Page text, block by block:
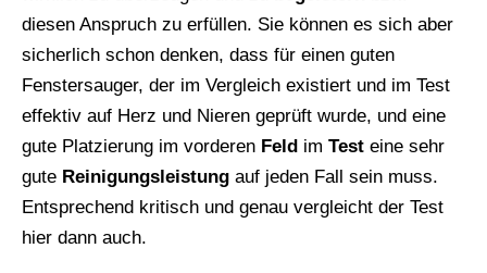
diesen Anspruch zu erfüllen. Sie können es sich aber
sicherlich schon denken, dass für einen guten
Fenstersauger, der im Vergleich existiert und im Test
effektiv auf Herz und Nieren geprüft wurde, und eine
gute Platzierung im vorderen Feld im Test eine sehr
gute Reinigungsleistung auf jeden Fall sein muss.
Entsprechend kritisch und genau vergleicht der Test
hier dann auch.